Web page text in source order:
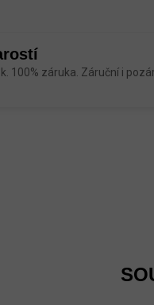
100% záruka. Záruční i